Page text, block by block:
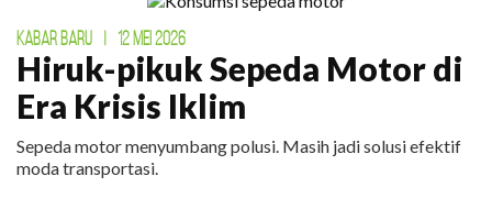
KABAR BARU 12 MEI 2026
Hiruk-pikuk Sepeda Motor di
Era Krisis Iklim
Sepeda motor menyumbang polusi. Masih jadi solusi efektif
moda transportasi.